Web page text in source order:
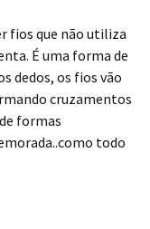
fios que não utiliza
É uma forma de
dedos, os fios vão
cruzamentos
formas
todo